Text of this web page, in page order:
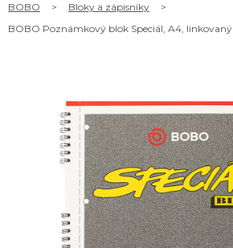
BOBO > Bloky a zápisníky
>
BOBO Poznámkový blok Speciál, A4, linkovaný